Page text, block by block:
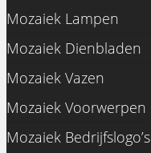
Mozaiek Lampen
Mozaiek Dienbladen
Mozaiek Vazen
Mozaiek Voorwerpen
Mozaiek Bedrijfslogo’s